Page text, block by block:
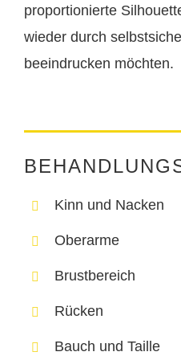
proportionierte
wieder durch
beeindrucken möchten.
Kinn und Nacken
Oberarme
Brustbereich
Rücken
Bauch und Taille